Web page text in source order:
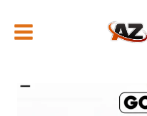
para